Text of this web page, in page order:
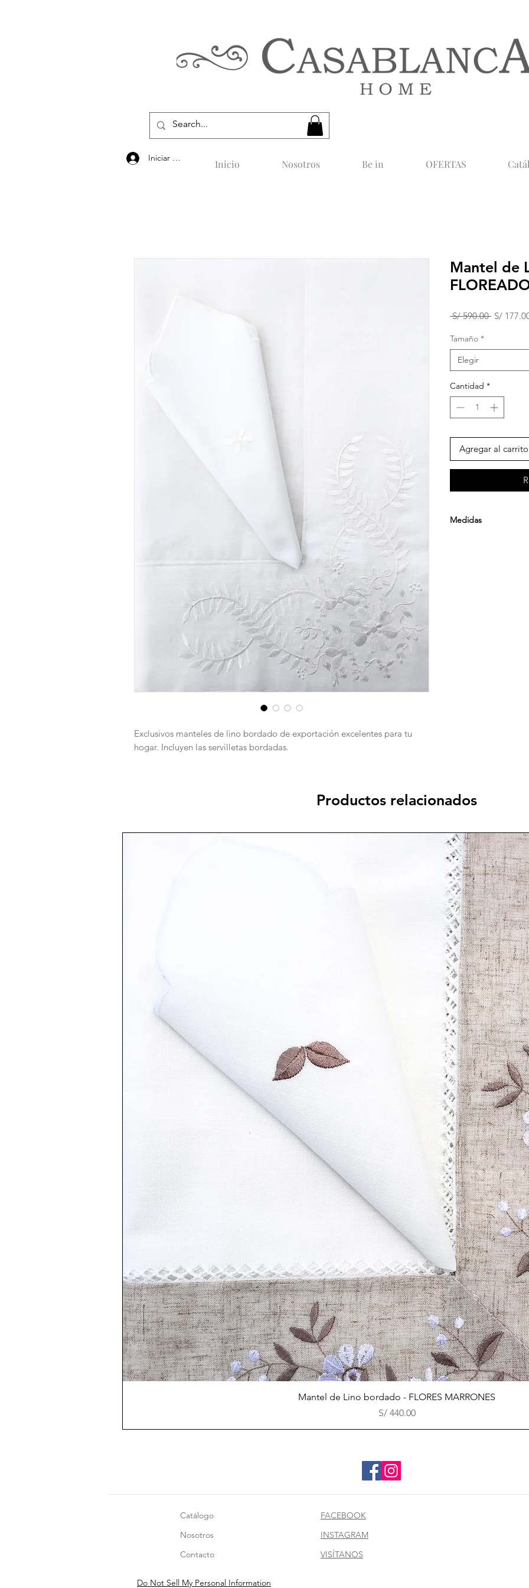
Iniciar sesión Inicio Nosotros Be in OFERTAS
Exclusivos manteles de lino bordado de exportación excelentes para tu
hogar. Incluyen las servilletas bordadas.
Mantel de
S/ 590.00 Precio
S/
Tamaño *
Elegir
Cantidad *
Agregar al carrito
Medidas
Productos relacionados
Vista rápida
Mantel de Lino bordado - FLORES MARRONES
Precio
S/ 440.00
Catálogo
Nosotros
Contacto
FACEBOOK
INSTAGRAM
VISÍTANOS
Do Not Sell My Personal Information